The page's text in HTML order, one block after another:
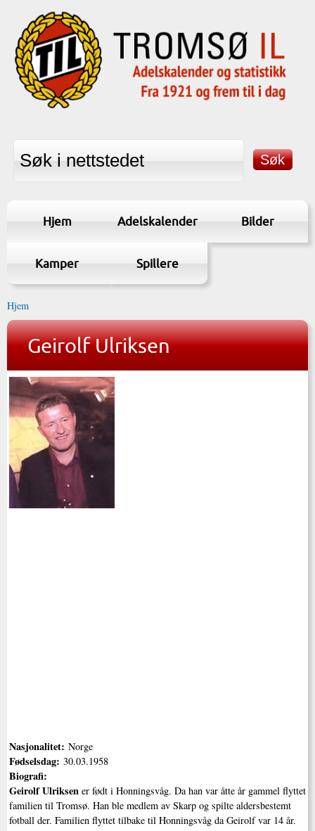
Hjem Adelskalender Bilder
Kamper Spillere
Hjem
Geirolf Ulriksen
Nasjonalitet: Norge
Fødselsdag: 30.03.1958
Biografi:
Geirolf Ulriksen er født i Honningsvåg. Da han var åtte år gammel flyttet
familien til Tromsø. Han ble medlem av Skarp og spilte aldersbestemt
fotball der. Familien flyttet tilbake til Honningsvåg da Geirolf var 14 år.